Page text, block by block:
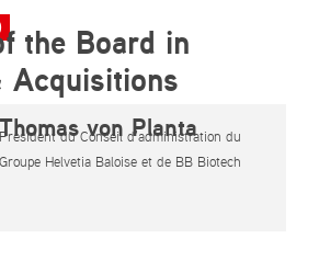
the Board in
Acquisitions
Thomas von Planta
Président du Conseil d’administration du
Groupe Helvetia Baloise et de BB Biotech